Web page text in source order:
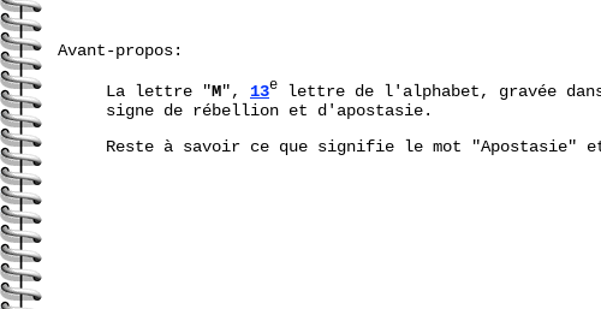
Avant-propos:
La lettre "M", 13e lettre de l'alphabet, gravée
signe de rébellion et d'apostasie.
Reste à savoir ce que signifie le mot "Apostasie"